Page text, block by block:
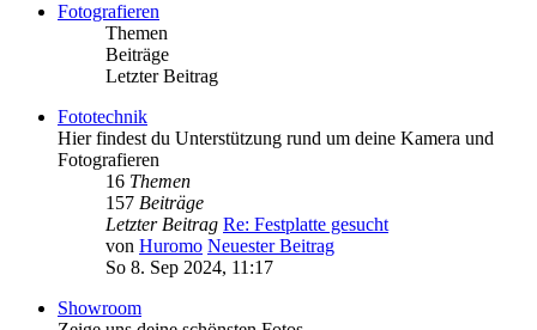
Fotografieren
Themen
Beiträge
Letzter Beitrag
Fototechnik
Hier findest du Unterstützung rund um deine Kamera und
Fotografieren
16 Themen
157 Beiträge
Letzter Beitrag Re: Festplatte gesucht
von Huromo Neuester Beitrag
So 8. Sep 2024, 11:17
Showroom